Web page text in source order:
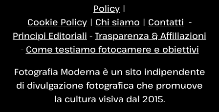
Policy |
Cookie Policy | Chi siamo | Contatti -
Principi Editoriali - Trasparenza & Affiliazioni
- Come testiamo fotocamere e obiettivi
Fotografia Moderna è un sito indipendente
di divulgazione fotografica che promuove
la cultura visiva dal 2015.